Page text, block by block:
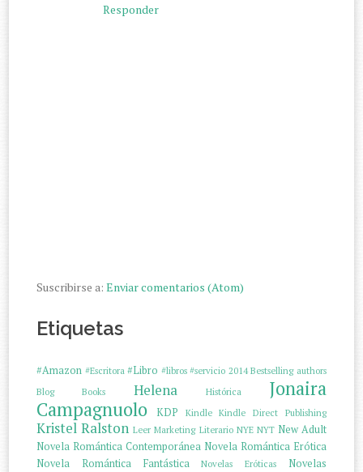
Responder
Suscribirse a:Enviar comentarios (Atom)
Etiquetas
#Amazon #Escritora #Libro #libros #servicio 2014 Bestselling authors
Blog
Books Helena Histórica
Jonaira
Campagnuolo
KDP Kindle Kindle Direct Publishing
Kristel Ralston Leer Marketing Literario NYE NYT New Adult
Novela Romántica Contemporánea Novela Romántica Erótica
Novela Romántica Fantástica
Novelas Eróticas
Novelas